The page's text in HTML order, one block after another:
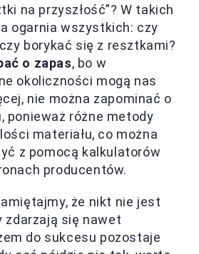
na przyszłość”? W takich
ogarnia wszystkich: czy
borykać się z resztkami?
o zapas, bo w
okoliczności mogą nas
nie można zapominać o
ponieważ różne metody
materiału, co można
z pomocą kalkulatorów
producentów.
że nikt nie jest
zdarzają się nawet
do sukcesu pozostaje